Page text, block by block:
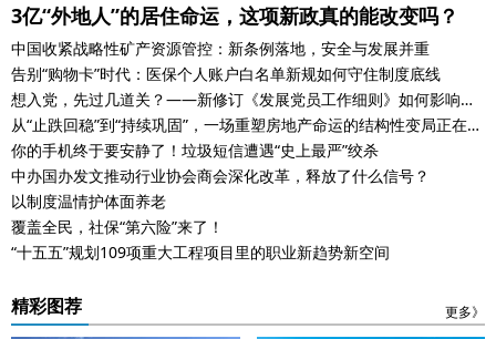
3亿“外地人”的居住命运，这项新政真的能改变吗？
中国收紧战略性矿产资源管控：新条例落地，安全与发展并重
告别“购物卡”时代：医保个人账户白名单新规如何守住制度底线
想入党，先过几道关？——新修订《发展党员工作细则》如何影响公
职人员
从“止跌回稳”到“持续巩固”，一场重塑房地产命运的结构性变局正在展
开
你的手机终于要安静了！垃圾短信遭遇“史上最严”绞杀
中办国办发文推动行业协会商会深化改革，释放了什么信号？
以制度温情护体面养老
覆盖全民，社保“第六险”来了！
“十五五”规划109项重大工程项目里的职业新趋势新空间
精彩图荐 更多》